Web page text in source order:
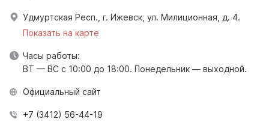
Удмуртская Респ., г. Ижевск, ул. Милиционная, д. 4.
Показать на карте
Часы работы:
ВТ — ВС с 10:00 до 18:00. Понедельник — выходной.
Официальный сайт
+7 (3412) 56-44-19